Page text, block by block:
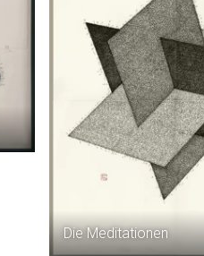
Die Meditationen